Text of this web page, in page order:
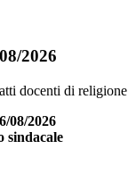
2026
docenti di
08/2026
sindacale